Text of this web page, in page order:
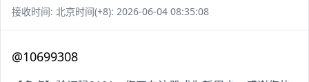
接收时间: 北京时间(+8): 2026-06-04 08:35:08
@10699308